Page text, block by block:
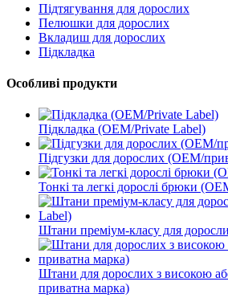
Підтягування для дорослих
Пелюшки для дорослих
Вкладиш для дорослих
Підкладка
Особливі продукти
Підкладка (OEM/Private Label)
Підгузки для дорослих (OEM/
Тонкі та легкі дорослі брюки
Штани преміум-класу для
Штани для дорослих з високою
приватна марка)